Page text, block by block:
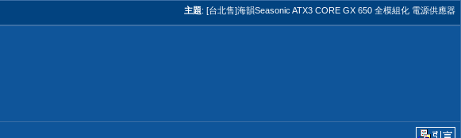
主題: [台北售]海韻Seasonic ATX3 CORE GX 650 全模組化 電源供應器